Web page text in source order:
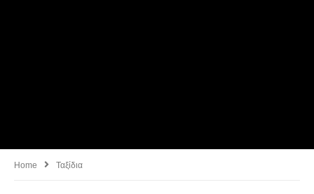
Home Ταξίδια